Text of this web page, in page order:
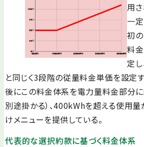
用
一
初
料
定
と同じく3段階の従量料金単価を設定
後にこの料金体系を電力量料金部分
別途掛かる）、400kWhを超える使用
けメニューを提供している。
代表的な選択約款に基づく料金体系